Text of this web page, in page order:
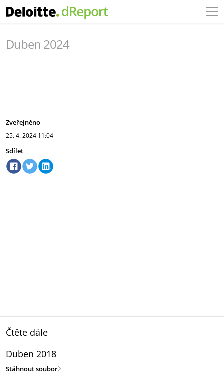
Duben 2024
Zveřejněno
25. 4. 2024 11:04
Sdílet
Čtěte dále
Duben 2018
Stáhnout soubor